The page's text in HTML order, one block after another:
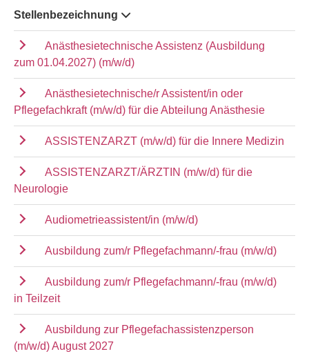
Stellenbezeichnung
Anästhesietechnische Assistenz (Ausbildung
zum 01.04.2027) (m/w/d)
Anästhesietechnische/r Assistent/in oder
Pflegefachkraft (m/w/d) für die Abteilung Anästhesie
ASSISTENZARZT (m/w/d) für die Innere Medizin
ASSISTENZARZT/ÄRZTIN (m/w/d) für die
Neurologie
Audiometrieassistent/in (m/w/d)
Ausbildung zum/r Pflegefachmann/-frau (m/w/d)
Ausbildung zum/r Pflegefachmann/-frau (m/w/d)
in Teilzeit
Ausbildung zur Pflegefachassistenzperson
(m/w/d) August 2027